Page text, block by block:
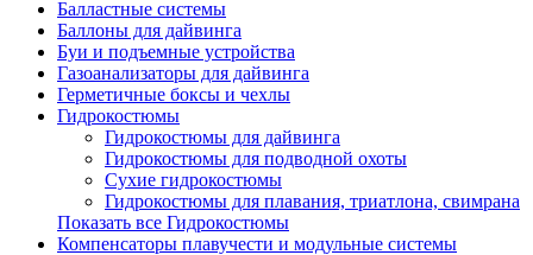
Балластные системы
Баллоны для дайвинга
Буи и подъемные устройства
Газоанализаторы для дайвинга
Герметичные боксы и чехлы
Гидрокостюмы
Гидрокостюмы для дайвинга
Гидрокостюмы для подводной охоты
Сухие гидрокостюмы
Гидрокостюмы для плавания, триатлона, свимрана
Показать все Гидрокостюмы
Компенсаторы плавучести и модульные системы